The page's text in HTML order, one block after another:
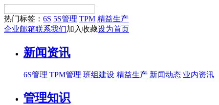
热门标签： 6S 5S管理 TPM 精益生产
企业邮箱联系我们加入收藏设为首页
新闻资讯
6S管理 TPM管理 班组建设 精益生产 新闻动态 业内资汛
管理知识